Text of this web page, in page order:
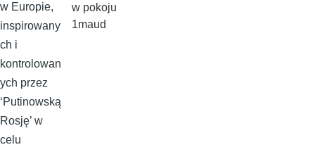
w Europie,
inspirowany
ch i
kontrolowan
ych przez
‘Putinowską
Rosję’ w
celu
w pokoju
1maud